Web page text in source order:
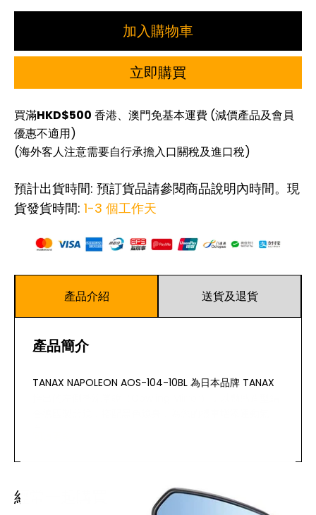
加入購物車
立即購買
買滿HKD$500 香港、澳門免基本運費 (減價產品及會員
優惠不適用)
(海外客人注意需要自行承擔入口關稅及進口稅)
預計出貨時間: 預訂貨品請參閱商品說明內時間。現
貨發貨時間: 1-3 個工作天
經常一起購買
產品介紹 送貨及退貨
產品簡介
TANAX NAPOLEON AOS-104-10BL 為日本品牌 TANAX
採用德國製藍鏡（Blue Mirror），後視影像清晰，